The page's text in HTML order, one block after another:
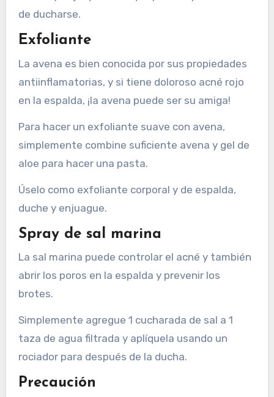
de ducharse.
Exfoliante
La avena es bien conocida por sus propiedades
antiinflamatorias, y si tiene doloroso acné rojo
en la espalda, ¡la avena puede ser su amiga!
Para hacer un exfoliante suave con avena,
simplemente combine suficiente avena y gel de
aloe para hacer una pasta.
Úselo como exfoliante corporal y de espalda,
duche y enjuague.
Spray de sal marina
La sal marina puede controlar el acné y también
abrir los poros en la espalda y prevenir los
brotes.
Simplemente agregue 1 cucharada de sal a 1
taza de agua filtrada y aplíquela usando un
rociador para después de la ducha.
Precaución